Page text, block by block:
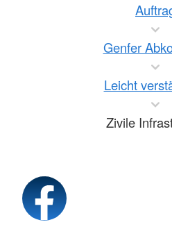
Genfer
Leicht
Zivile